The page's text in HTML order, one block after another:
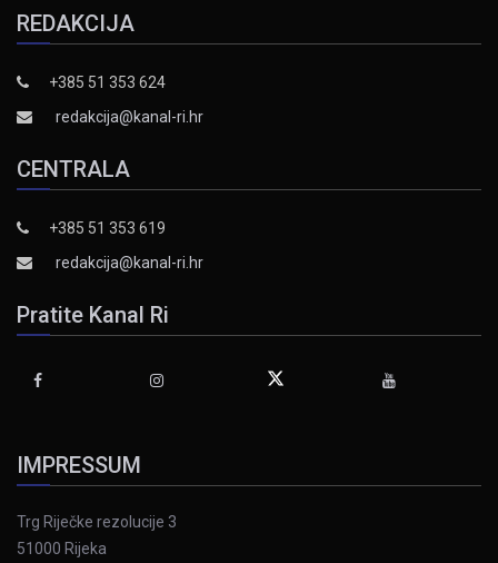
REDAKCIJA
+385 51 353 624
redakcija@kanal-ri.hr
CENTRALA
+385 51 353 619
redakcija@kanal-ri.hr
Pratite Kanal Ri
IMPRESSUM
Trg Riječke rezolucije 3
51000 Rijeka